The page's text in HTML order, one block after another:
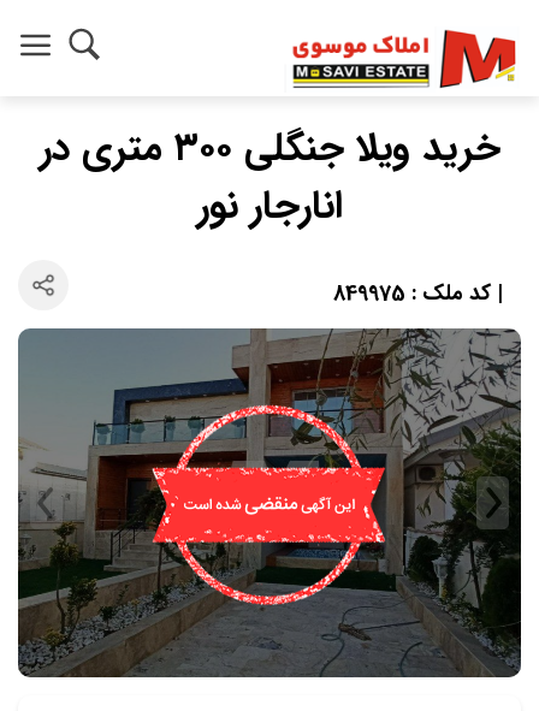
خرید ویلا جنگلی ۳۰۰ متری در
انارجار نور
| کد ملک : 849975